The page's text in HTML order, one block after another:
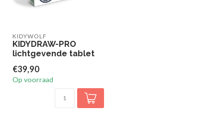
KIDYWOLF
KIDYDRAW-PRO
lichtgevende tablet
€39,90
Op voorraad